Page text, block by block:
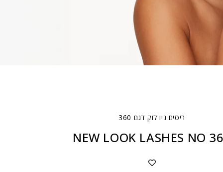
ריסים ניו לוק דגם 360
NEW LOOK LASHES NO